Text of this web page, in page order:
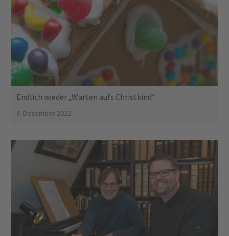
Endlich wieder „Warten aufs Christkind“
8. Dezember 2022